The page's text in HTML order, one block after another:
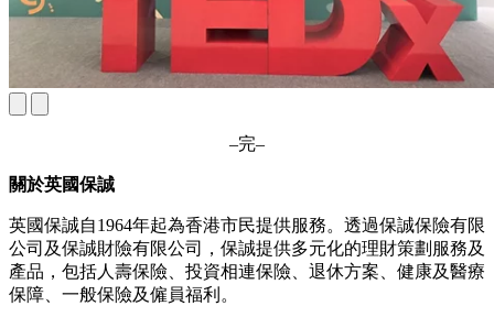
–完–
關於英國保誠
英國保誠自1964年起為香港市民提供服務。透過保誠保險有限
公司及保誠財險有限公司，保誠提供多元化的理財策劃服務及
產品，包括人壽保險、投資相連保險、退休方案、健康及醫療
保障、一般保險及僱員福利。